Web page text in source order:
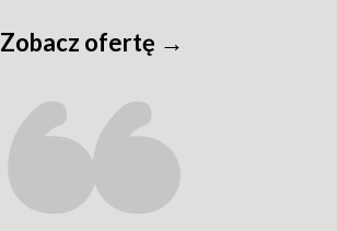
Zobacz ofertę →